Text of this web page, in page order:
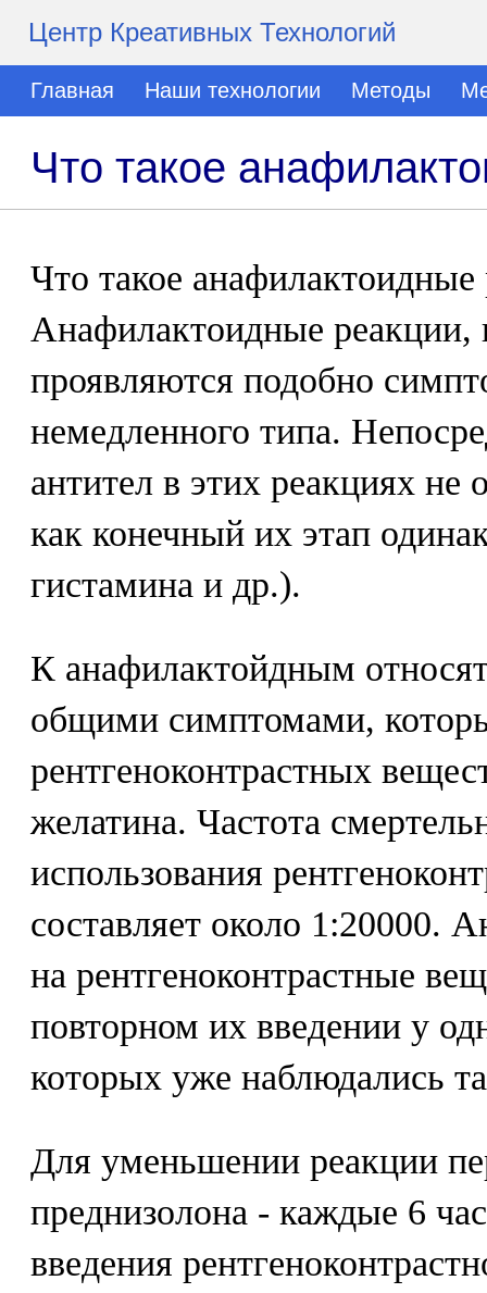
Центр Креативных Технологий
Главная Наши технологии Методы
Что такое
Что такое анафилактоидные
Анафилактоидные реакции,
проявляются подобно
немедленного типа.
антител в этих реакциях не
как конечный их этап
гистамина и др.).
К анафилактойдным
общими симптомами,
рентгеноконтрастных
желатина. Частота
использования
составляет около 1:20000.
на рентгеноконтрастные
повторном их введении у
которых уже наблюдались
Для уменьшении реакции
преднизолона - каждые 6
введения